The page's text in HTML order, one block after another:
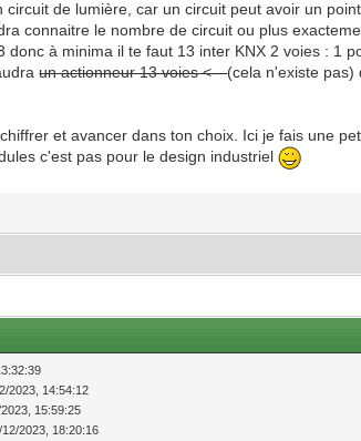
de lumière, car un circuit peut avoir un
connaitre le nombre de circuit ou plus
à minima il te faut 13 inter KNX 2 voies : 1
un actionneur 13 voies <--(cela n'existe pas)
et avancer dans ton choix. Ici je fais une
c'est pas pour le design industriel
2023, 14:54:12
15:59:25
2023, 18:20:16